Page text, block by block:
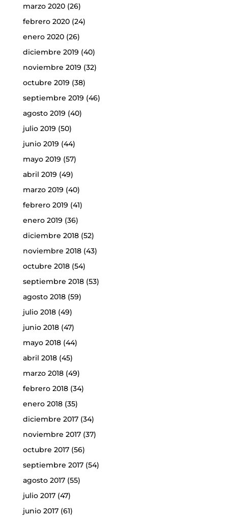
marzo 2020(26)
febrero 2020(24)
enero 2020(26)
diciembre 2019 (40)
noviembre 2019 (32)
octubre 2019 (38)
septiembre 2019 (46)
agosto 2019 (40)
julio 2019 (50)
junio 2019 (44)
mayo 2019 (57)
abril 2019 (49)
marzo 2019 (40)
febrero 2019 (41)
enero 2019 (36)
diciembre 2018(52)
noviembre 2018(43)
octubre 2018(54)
septiembre 2018(53)
agosto 2018(59)
julio 2018(49)
junio 2018(47)
mayo 2018(44)
abril 2018(45)
marzo 2018(49)
febrero 2018(34)
enero 2018(35)
diciembre 2017(34)
noviembre 2017(37)
octubre 2017(56)
septiembre 2017(54)
agosto 2017(55)
julio 2017(47)
junio 2017(61)